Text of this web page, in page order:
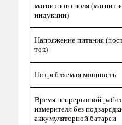
магнитного поля
индукции)
Напряжение питания
ток)
Потребляемая мощность
Время непрерывной
измерителя без
аккумуляторной батареи